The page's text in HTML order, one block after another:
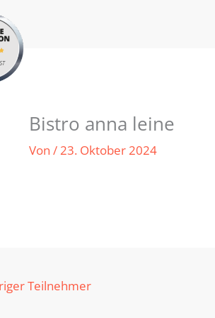
Bistro anna leine
Von/23. Oktober 2024
Teilnehmer